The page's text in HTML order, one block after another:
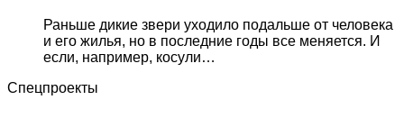
Раньше дикие звери уходило подальше от человека
и его жилья, но в последние годы все меняется. И
если, например, косули…
Спецпроекты